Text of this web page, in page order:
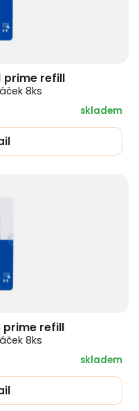
prime refill
8ks
skladem
prime refill
8ks
skladem